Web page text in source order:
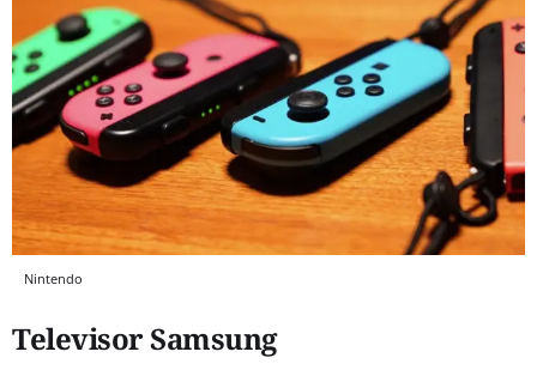
Nintendo
Televisor Samsung